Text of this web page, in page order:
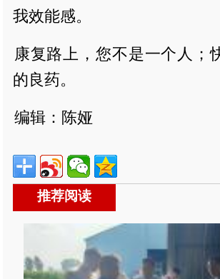
我效能感。
康复路上，您不是一个人；
的良药。
编辑：陈娅
推荐阅读